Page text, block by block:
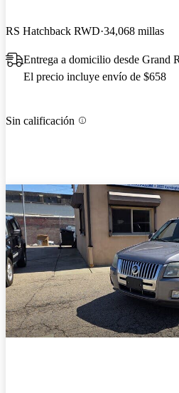
RS Hatchback RWD 34,068 millas
Entrega a domicilio desde Grand
El precio incluye envío de $658
Sin calificación